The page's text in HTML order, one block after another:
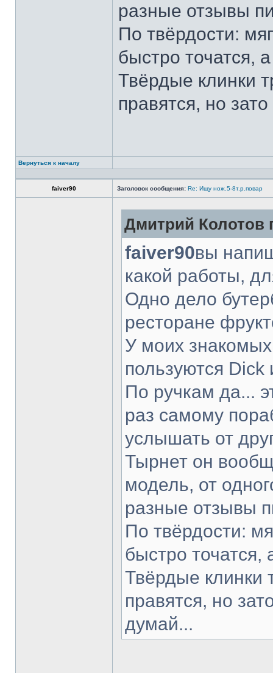
разные отзывы
По твёрдости:
быстро точатся,
Твёрдые клинки
правятся, но
Вернуться к началу
faiver90 Заголовок сообщения: Re: Ищу нож.5-8т.р.повар
Дмитрий Колотов
faiver90вы
какой работы,
Одно дело
ресторане
У моих
пользуются Dick
По ручкам да...
раз самому
услышать от
Тырнет он
модель, от
разные отзывы
По твёрдости:
быстро точатся,
Твёрдые клинки
правятся, но
думай...